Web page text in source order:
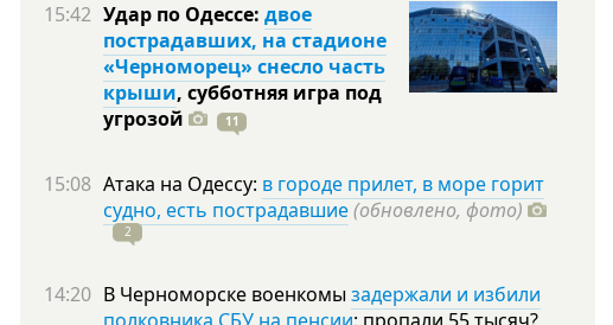
15:42 Удар по Одессе: двое
пострадавших, на стадионе
«Черноморец» снесло часть
крыши, субботняя игра под
угрозой
11
15:08 Атака на Одессу: в городе прилет, в море горит
судно, есть пострадавшие(обновлено, фото)
2
14:20 В Черноморске военкомы задержали и избили